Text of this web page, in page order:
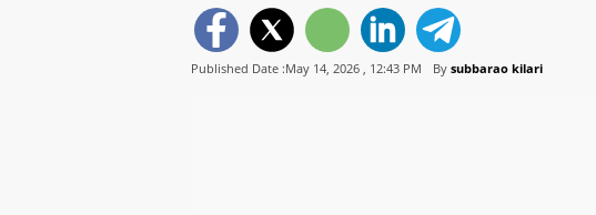
Published Date :May 14, 2026 , 12:43 PM By subbarao kilari